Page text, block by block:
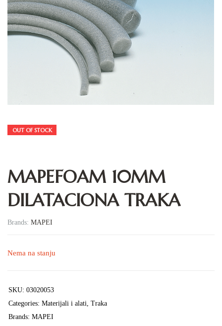
OUT OF STOCK
MAPEFOAM 10MM
DILATACIONA TRAKA
Brands: MAPEI
Nema na stanju
SKU: 03020053
Categories: Materijali i alati Traka
Brands: MAPEI